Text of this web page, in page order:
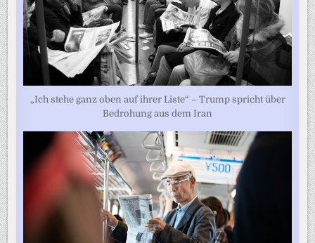
„Ich stehe ganz oben auf ihrer Liste“ – Trump spricht über
Bedrohung aus dem Iran